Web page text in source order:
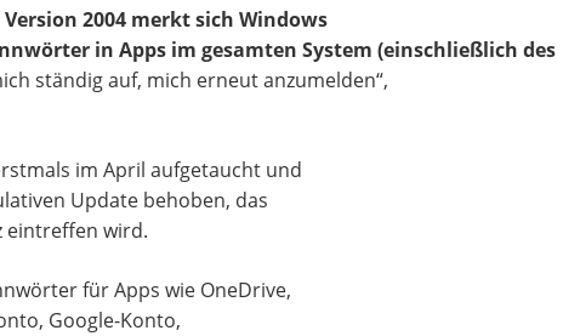
2004 merkt sich Windows
in Apps im gesamten System (einschließlich des
ständig auf, mich erneut anzumelden“,
im April aufgetaucht und
Update behoben, das
eintreffen wird.
für Apps wie OneDrive,
Google-Konto,